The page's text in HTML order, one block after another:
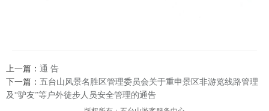
上一篇： 通 告
下一篇： 五台山风景名胜区管理委员会关于重申景区非游览线路管理
及“驴友”等户外徒步人员安全管理的通告